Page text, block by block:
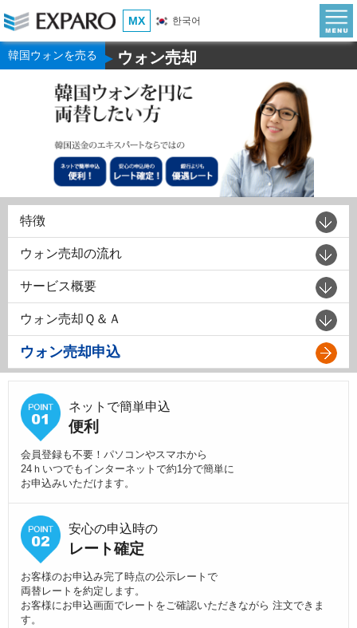
MX 한국어
韓国ウォンを売る ▶ウォン売却
特徴
ウォン売却の流れ
サービス概要
ウォン売却Ｑ＆Ａ
ウォン売却申込
ネットで簡単申込
便利
会員登録も不要！パソコンやスマホから
24ｈいつでもインターネットで約1分で簡単に
お申込みいただけます。
安心の申込時の
レート確定
お客様のお申込み完了時点の公示レートで
両替レートを約定します。
お客様にお申込画面でレートをご確認いただきながら 注文できま
す。